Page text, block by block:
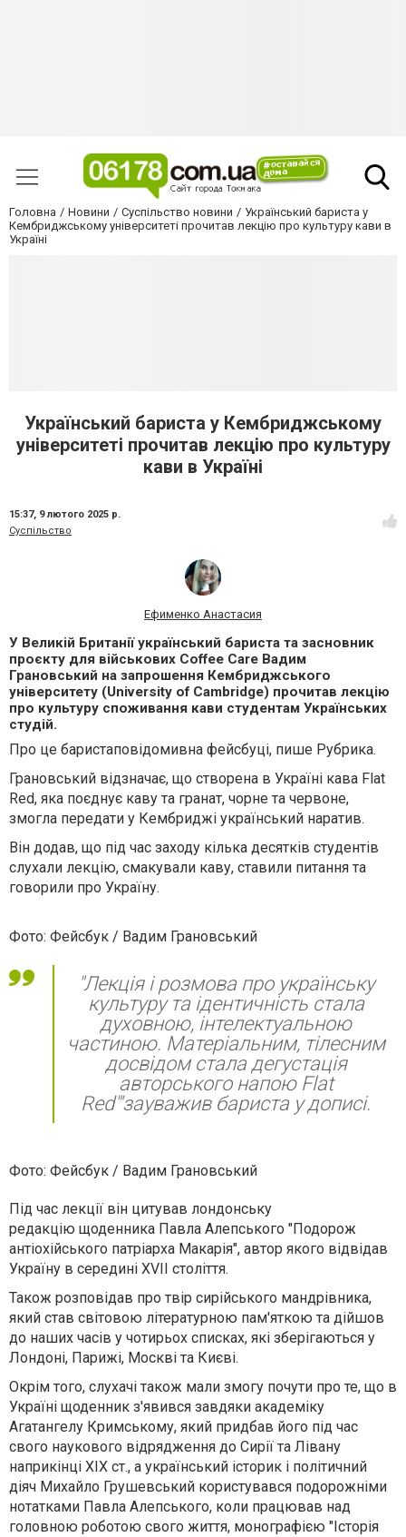
Головна Новини Суспільство новини
Український бариста у
Кембриджському університеті прочитав лекцію про культуру кави в
Україні
Український бариста у Кембриджському
університеті прочитав лекцію про культуру
кави в Україні
15:37, 9 лютого 2025 р.
Суспільство
Ефименко Анастасия
У Великій Британії український бариста та засновник
проєкту для військових Coffee Care Вадим
Грановський на запрошення Кембриджського
університету (University of Cambridge) прочитав лекцію
про культуру споживання кави студентам Українських
студій.
Про це баристаповідомивна фейсбуці, пише Рубрика.
Грановський відзначає, що створена в Україні кава Flat
Red, яка поєднує каву та гранат, чорне та червоне,
змогла передати у Кембриджі український наратив.
Він додав, що під час заходу кілька десятків студентів
слухали лекцію, смакували каву, ставили питання та
говорили про Україну.
Фото: Фейсбук / Вадим Грановський
"Лекція і розмова про українську
культуру та ідентичність стала
духовною, інтелектуальною
частиною. Матеріальним, тілесним
досвідом стала дегустація
авторського напою Flat
Red"'зауважив бариста у дописі.
Фото: Фейсбук / Вадим Грановський
Під час лекції він цитував лондонську
редакцію щоденника Павла Алепського "Подорож
антіохійського патріарха Макарія", автор якого відвідав
Україну в середині XVII століття.
Також розповідав про твір сирійського мандрівника,
який став світовою літературною пам'яткою та дійшов
до наших часів у чотирьох списках, які зберігаються у
Лондоні, Парижі, Москві та Києві.
Окрім того, слухачі також мали змогу почути про те, що в
Україні щоденник з'явився завдяки академіку
Агатангелу Кримському, який придбав його під час
свого наукового відрядження до Сирії та Лівану
наприкінці ХІХ ст., а український історик і політичний
діяч Михайло Грушевський користувався подорожніми
нотатками Павла Алепського, коли працював над
головною роботою свого життя, монографією "Історія